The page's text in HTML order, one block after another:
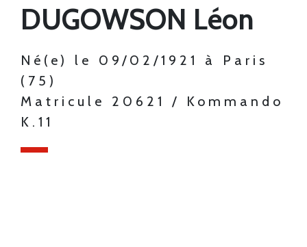
DUGOWSON Léon
Né(e) le 09/02/1921 à Paris
(75)
Matricule 20621 / Kommando
K.11